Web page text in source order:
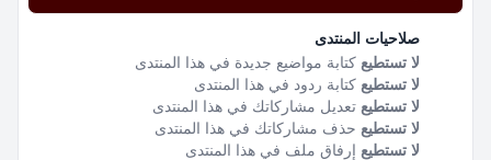
صلاحيات المنتدى
لا تستطيع كتابة مواضيع جديدة في هذا المنتدى
لا تستطيع كتابة ردود في هذا المنتدى
لا تستطيع تعديل مشاركاتك في هذا المنتدى
لا تستطيع حذف مشاركاتك في هذا المنتدى
لا تستطيع إرفاق ملف في هذا المنتدى